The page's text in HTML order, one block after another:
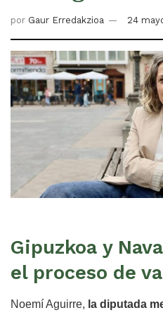
por Gaur Erredakzioa 24
Gipuzkoa y
el proceso de
Noemí Aguirre, la diputada